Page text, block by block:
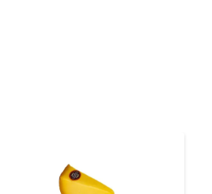
seu derretimento traz um